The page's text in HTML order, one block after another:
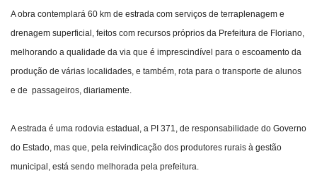
A obra contemplará 60 km de estrada com serviços de terraplenagem e
drenagem superficial, feitos com recursos próprios da Prefeitura de Floriano,
melhorando a qualidade da via que é imprescindível para o escoamento da
produção de várias localidades, e também, rota para o transporte de alunos
e de passageiros, diariamente.
A estrada é uma rodovia estadual, a PI 371, de responsabilidade do Governo
do Estado, mas que, pela reivindicação dos produtores rurais à gestão
municipal, está sendo melhorada pela prefeitura.